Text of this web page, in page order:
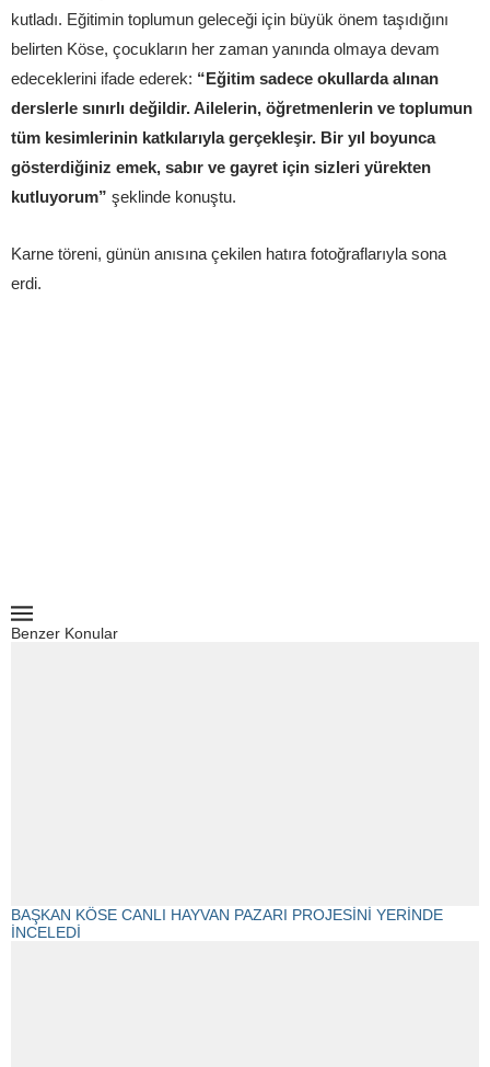
kutladı. Eğitimin toplumun geleceği için büyük önem taşıdığını
belirten Köse, çocukların her zaman yanında olmaya devam
edeceklerini ifade ederek: “Eğitim sadece okullarda alınan
derslerle sınırlı değildir. Ailelerin, öğretmenlerin ve toplumun
tüm kesimlerinin katkılarıyla gerçekleşir. Bir yıl boyunca
gösterdiğiniz emek, sabır ve gayret için sizleri yürekten
kutluyorum” şeklinde konuştu.
Karne töreni, günün anısına çekilen hatıra fotoğraflarıyla sona
erdi.
Benzer Konular
BAŞKAN KÖSE CANLI HAYVAN PAZARI PROJESİNİ YERİNDE
İNCELEDİ